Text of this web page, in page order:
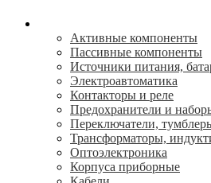
Активные компоненты
Пассивные компоненты
Источники питания,
Электроавтоматика
Контакторы и реле
Предохранители и
Переключатели,
Трансформаторы,
Oптоэлектроника
Корпуса приборные